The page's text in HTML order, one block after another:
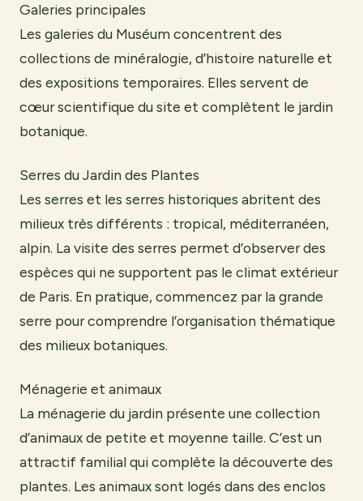
Galeries principales
Les galeries du Muséum concentrent des
collections de minéralogie, d’histoire naturelle et
des expositions temporaires. Elles servent de
cœur scientifique du site et complètent le jardin
botanique.
Serres du Jardin des Plantes
Les serres et les serres historiques abritent des
milieux très différents : tropical, méditerranéen,
alpin. La visite des serres permet d’observer des
espèces qui ne supportent pas le climat extérieur
de Paris. En pratique, commencez par la grande
serre pour comprendre l’organisation thématique
des milieux botaniques.
Ménagerie et animaux
La ménagerie du jardin présente une collection
d’animaux de petite et moyenne taille. C’est un
attractif familial qui complète la découverte des
plantes. Les animaux sont logés dans des enclos